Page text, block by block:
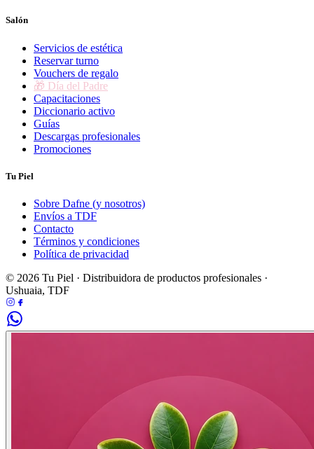
Salón
Servicios de estética
Reservar turno
Vouchers de regalo
🎁 Día del Padre
Capacitaciones
Diccionario activo
Guías
Descargas profesionales
Promociones
Tu Piel
Sobre Dafne (y nosotros)
Envíos a TDF
Contacto
Términos y condiciones
Política de privacidad
© 2026 Tu Piel · Distribuidora de productos profesionales ·
Ushuaia, TDF